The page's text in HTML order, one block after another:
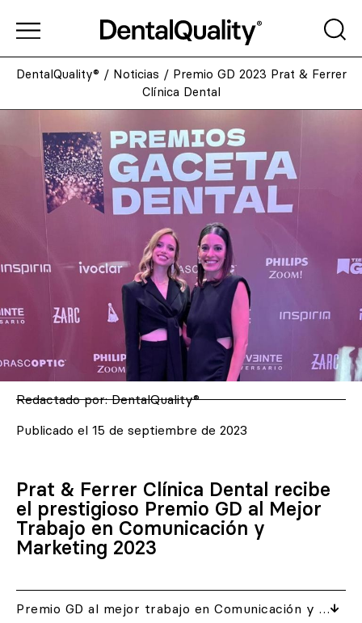
DentalQuality® / Noticias / Premio GD 2023 Prat & Ferrer
Clínica Dental
Redactado por:DentalQuality®
Publicado el 15 de septiembre de 2023
Prat & Ferrer Clínica Dental recibe
el prestigioso Premio GD al Mejor
Trabajo en Comunicación y
Marketing 2023
Premio GD al mejor trabajo en Comunicación y Marketing